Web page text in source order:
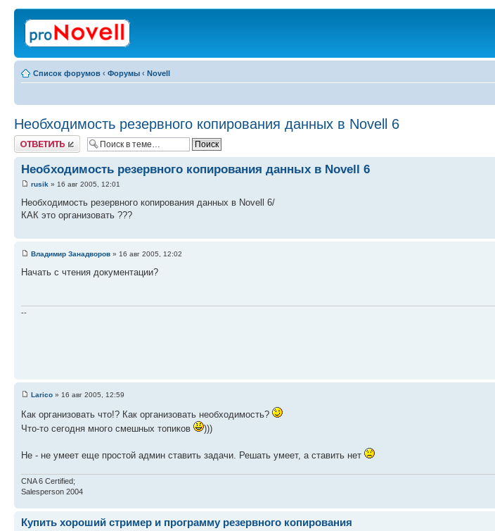
Список форумов ‹ Форумы ‹ Novell
Необходимость резервного копирования данных в Novell 6
Ответить
Необходимость резервного копирования данных в Novell 6
rusik » 16 авг 2005, 12:01
Необходимость резервного копирования данных в Novell 6/
КАК это организовать ???
Владимир Занадворов » 16 авг 2005, 12:02
Начать с чтения документации?
--
Larico » 16 авг 2005, 12:59
Как организовать что!? Как организовать необходимость?
Что-то сегодня много смешных топиков
)))
Не - не умеет еще простой админ ставить задачи. Решать умеет, а ставить нет
CNA 6 Certified;
Salesperson 2004
Купить хороший стример и программу резервного копирования